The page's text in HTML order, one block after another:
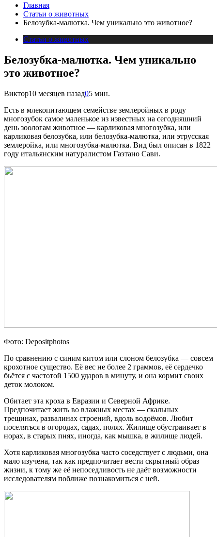
Главная
Статьи о животных
Белозубка-малютка. Чем уникально это животное?
Статьи о животных
Белозубка-малютка. Чем уникально
это животное?
Виктор10 месяцев назад05 мин.
Есть в млекопитающем семействе землеройных в роду
многозубок самое маленькое из известных на сегодняшний
день зоологам животное — карликовая многозубка, или
карликовая белозубка, или белозубка-малютка, или этрусская
землеройка, или многозубка-малютка. Вид был описан в 1822
году итальянским натуралистом Гаэтано Сави.
Фото: Depositphotos
По сравнению с синим китом или слоном белозубка — совсем
крохотное существо. Её вес не более 2 граммов, её сердечко
бьётся с частотой 1500 ударов в минуту, и она кормит своих
деток молоком.
Обитает эта кроха в Евразии и Северной Африке.
Предпочитает жить во влажных местах — скальных
трещинах, развалинах строений, вдоль водоёмов. Любит
поселяться в огородах, садах, полях. Жилище обустраивает в
норах, в старых пнях, иногда, как мышка, в жилище людей.
Хотя карликовая многозубка часто соседствует с людьми, она
мало изучена, так как предпочитает вести скрытный образ
жизни, к тому же её непоседливость не даёт возможности
исследователям поближе познакомиться с ней.